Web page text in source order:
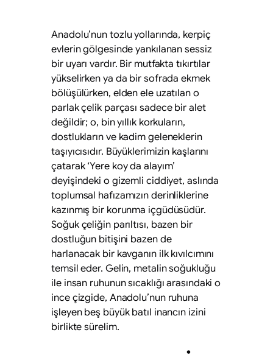
Anadolu’nun tozlu yollarında, kerpiç
evlerin gölgesinde yankılanan sessiz
bir uyarı vardır. Bir mutfakta tıkırtılar
yükselirken ya da bir sofrada ekmek
bölüşülürken, elden ele uzatılan o
parlak çelik parçası sadece bir alet
değildir; o, bin yıllık korkuların,
dostlukların ve kadim geleneklerin
taşıyıcısıdır. Büyüklerimizin kaşlarını
çatarak ‘Yere koy da alayım’
deyişindeki o gizemli ciddiyet, aslında
toplumsal hafızamızın derinliklerine
kazınmış bir korunma içgüdüsüdür.
Soğuk çeliğin parıltısı, bazen bir
dostluğun bitişini bazen de
harlanacak bir kavganın ilk kıvılcımını
temsil eder. Gelin, metalin soğukluğu
ile insan ruhunun sıcaklığı arasındaki o
ince çizgide, Anadolu’nun ruhuna
işleyen beş büyük batıl inancın izini
birlikte sürelim.